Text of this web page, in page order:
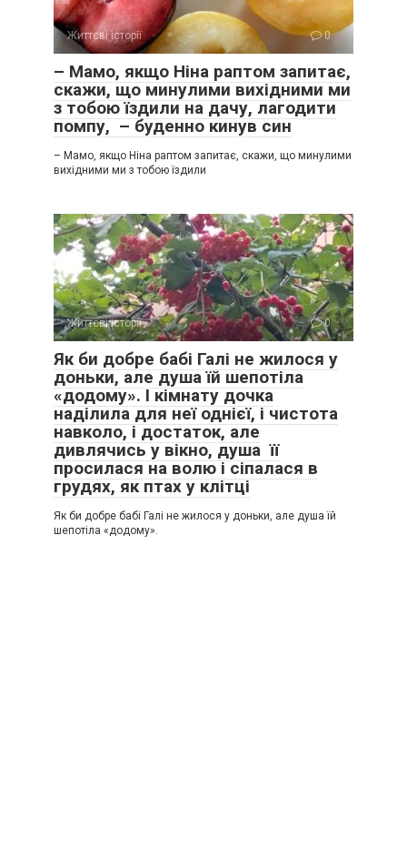
Життєві історії 0
– Мамо, якщо Ніна раптом запитає,
скажи, що минулими вихідними ми
з тобою їздили на дачу, лагодити
помпу, – буденно кинув син
– Мамо, якщо Ніна раптом запитає, скажи, що минулими
вихідними ми з тобою їздили
Життєві історії 0
Як би добре бабі Галі не жилося у
доньки, але душа їй шепотіла
«додому». І кімнату дочка
наділила для неї однієї, і чистота
навколо, і достаток, але
дивлячись у вікно, душа її
просилася на волю і сіпалася в
грудях, як птах у клітці
Як би добре бабі Галі не жилося у доньки, але душа їй
шепотіла «додому».